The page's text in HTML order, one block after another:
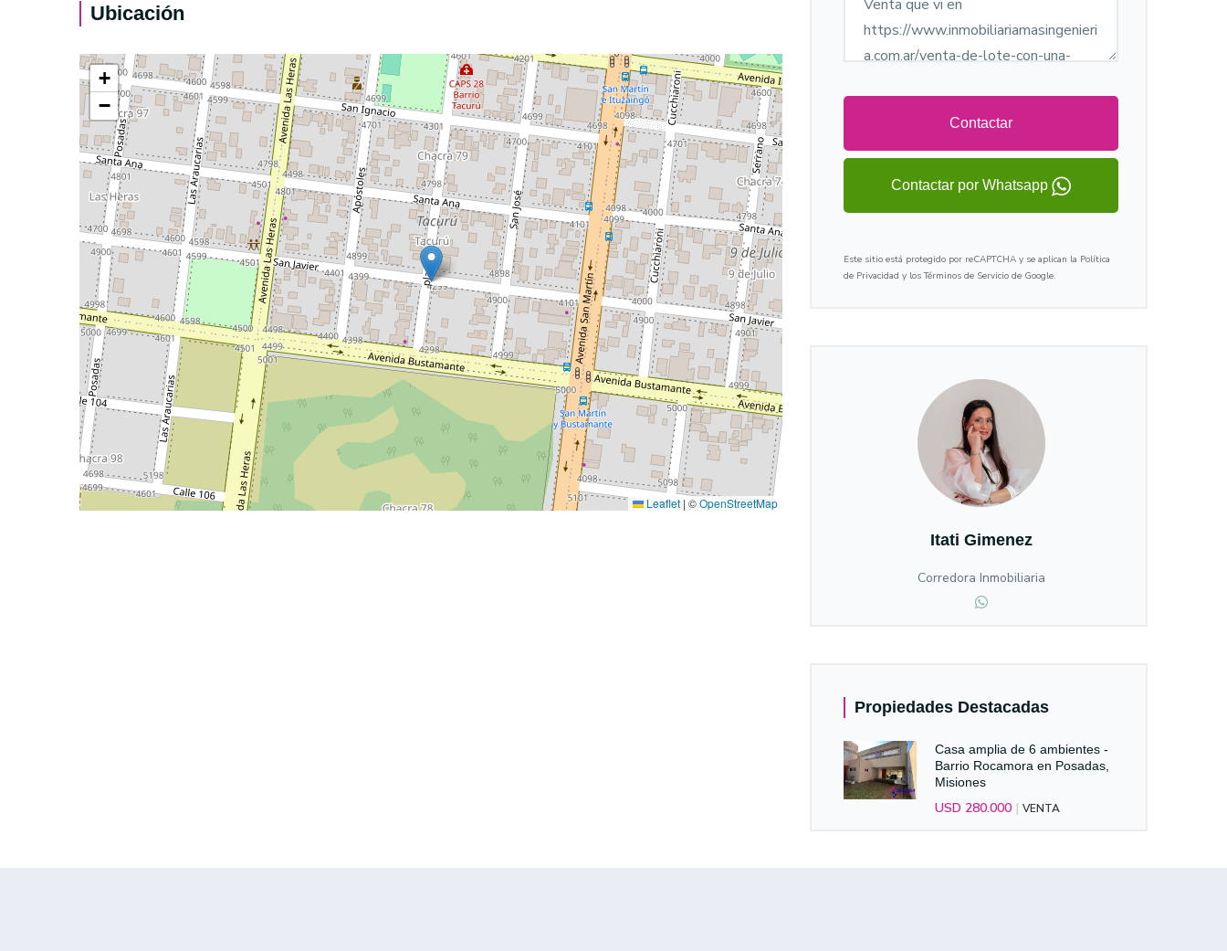
Ubicación
+
−
Leaflet | ©OpenStreetMap
Contactar
Contactar por Whatsapp
Este sitio está protegido por reCAPTCHA y se aplican la Política
de Privacidad y los Términos de Servicio de Google.
Itati Gimenez
Corredora Inmobiliaria
Propiedades Destacadas
Casa amplia de 6 ambientes -
Barrio Rocamora en Posadas,
Misiones
USD 280.000 | VENTA